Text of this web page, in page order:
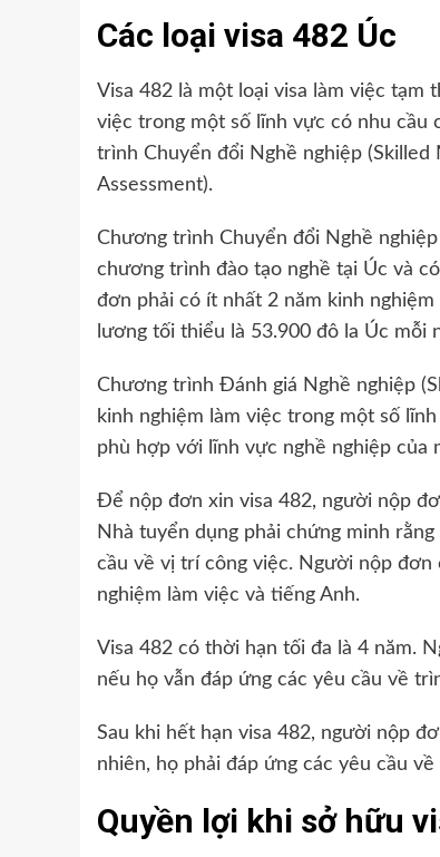
Các loại visa 482 Úc
Visa 482 là một loại visa làm việc
việc trong một số lĩnh vực có nhu cầu
trình Chuyển đổi Nghề nghiệp (Skilled
Assessment).
Chương trình Chuyển đổi Nghề
chương trình đào tạo nghề tại Úc và
đơn phải có ít nhất 2 năm kinh
lương tối thiểu là 53.900 đô la Úc mỗi
Chương trình Đánh giá Nghề nghiệp
kinh nghiệm làm việc trong một số
phù hợp với lĩnh vực nghề nghiệp của
Để nộp đơn xin visa 482, người nộp
Nhà tuyển dụng phải chứng minh
cầu về vị trí công việc. Người nộp đơn
nghiệm làm việc và tiếng Anh.
Visa 482 có thời hạn tối đa là 4 năm.
nếu họ vẫn đáp ứng các yêu cầu về
Sau khi hết hạn visa 482, người nộp
nhiên, họ phải đáp ứng các yêu cầu
Quyền lợi khi sở hữu